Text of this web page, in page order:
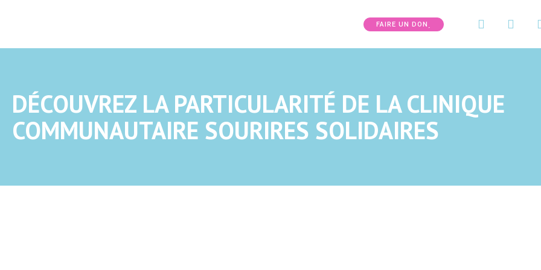
FAIRE UN DON
DÉCOUVREZ LA PARTICULARITÉ DE LA CLINIQUE
COMMUNAUTAIRE SOURIRES SOLIDAIRES